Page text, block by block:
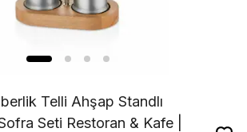
Telli Ahşap Standlı
Seti Restoran & Kafe |